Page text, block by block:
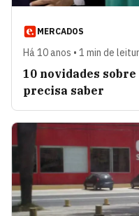
MERCADOS
Há 10 anos • 1 min de
10 novidades
precisa saber